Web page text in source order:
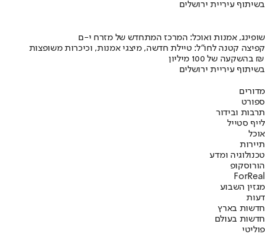
בשיתוף עיריית ירושלים
שופינג, אמנות ואוכל: המרכז המתחדש של מזרח י-ם
קפיצה קטנה לחו"ל: טיילת חדשה, מיצגי אמנות, וכיכרות משופצות
בהשקעה של 100 מיליון ₪
בשיתוף עיריית ירושלים
מדורים
ספורט
תרבות ובידור
לייף סטייל
אוכל
תיירות
טכנולוגיה ומדע
הורוסקופ
ForReal
מגזין השבוע
דעות
חדשות בארץ
חדשות בעולם
פוליטי